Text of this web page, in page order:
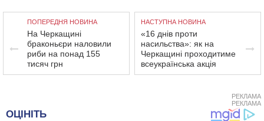
ПОПЕРЕДНЯ НОВИНА
На Черкащині
браконьєри наловили
риби на понад 155
тисяч грн
НАСТУПНА НОВИНА
«16 днів проти
насильства»: як на
Черкащині проходитиме
всеукраїнська акція
РЕКЛАМА
РЕКЛАМА